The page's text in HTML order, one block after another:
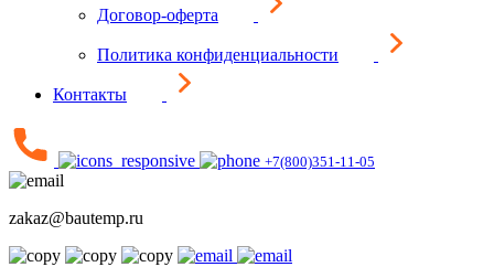
Договор-оферта
Политика конфиденциальности
Контакты
+7(800)351-11-05
zakaz@bautemp.ru